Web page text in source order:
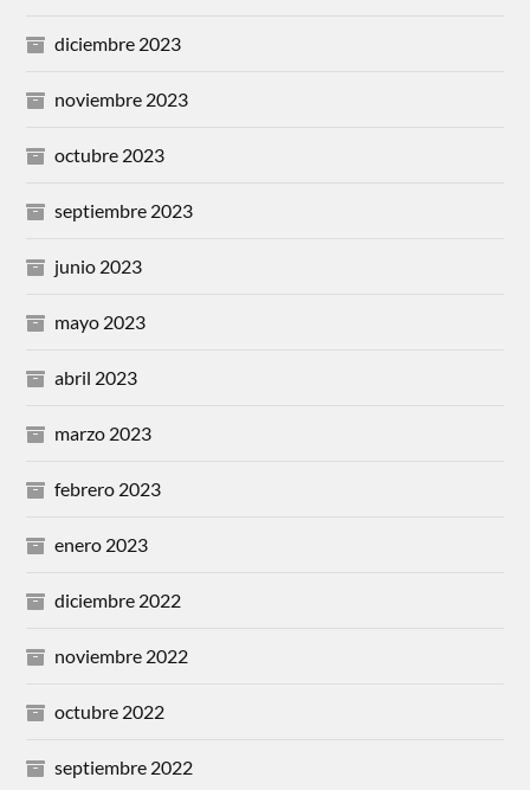
diciembre 2023
noviembre 2023
octubre 2023
septiembre 2023
junio 2023
mayo 2023
abril 2023
marzo 2023
febrero 2023
enero 2023
diciembre 2022
noviembre 2022
octubre 2022
septiembre 2022